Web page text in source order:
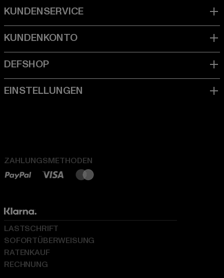
ZAHLUNGSMETHODEN
LASTSCHRIFT
SOFORTÜBERWEISUNG
RATENKAUF
RECHNUNG